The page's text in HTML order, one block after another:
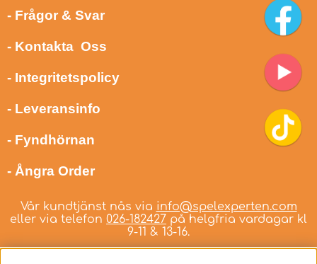
- Frågor & Svar
- Kontakta Oss
- Integritetspolicy
- Leveransinfo
- Fyndhörnan
- Ångra Order
Vår kundtjänst nås via info@spelexperten.com
eller via telefon 026-182427 på helgfria vardagar kl
9-11 & 13-16.